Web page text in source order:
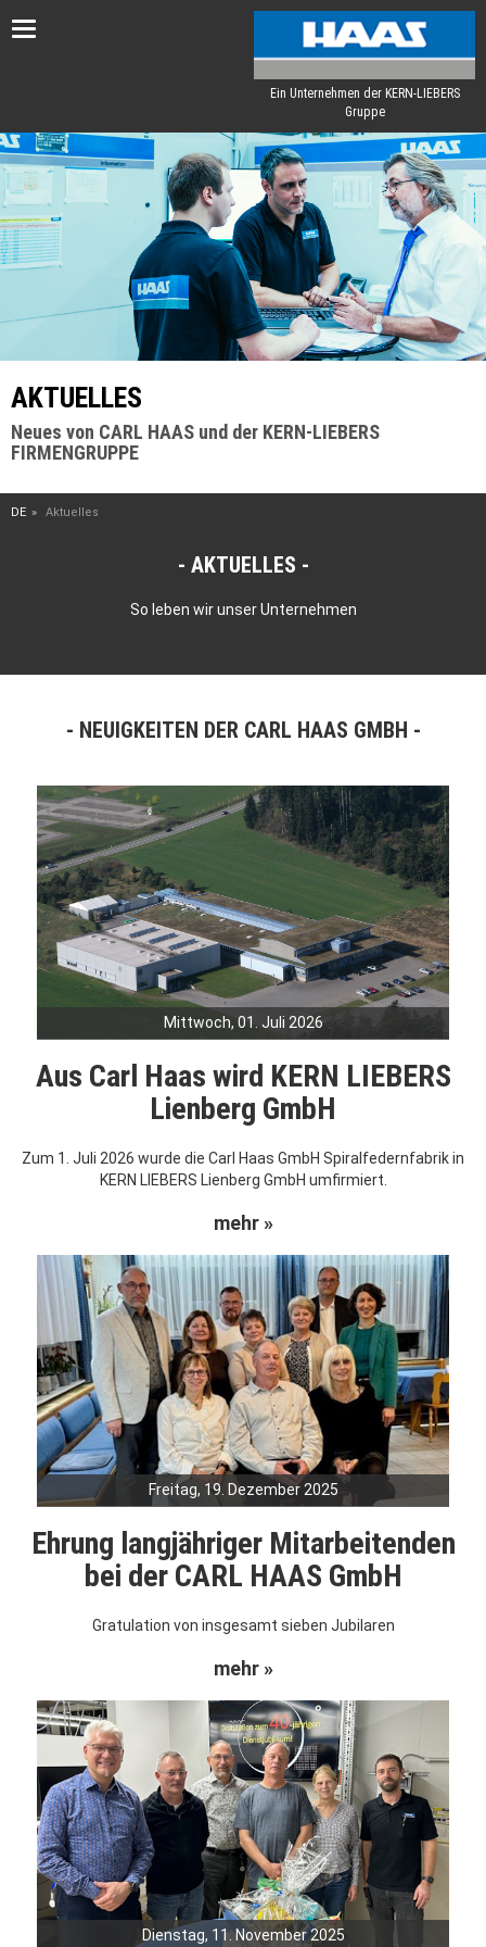
Toggle
Ein Unternehmen der KERN-LIEBERS
Gruppe
AKTUELLES
Neues von CARL HAAS und der KERN-LIEBERS
FIRMENGRUPPE
DE Aktuelles
AKTUELLES
So leben wir unser Unternehmen
NEUIGKEITEN DER CARL HAAS GMBH
Mittwoch, 01. Juli 2026
Aus Carl Haas wird KERN LIEBERS
Lienberg GmbH
Zum 1. Juli 2026 wurde die Carl Haas GmbH Spiralfedernfabrik in
KERN LIEBERS Lienberg GmbH umfirmiert.
mehr »
Freitag, 19. Dezember 2025
Ehrung langjähriger Mitarbeitenden
bei der CARL HAAS GmbH
Gratulation von insgesamt sieben Jubilaren
mehr »
Dienstag, 11. November 2025